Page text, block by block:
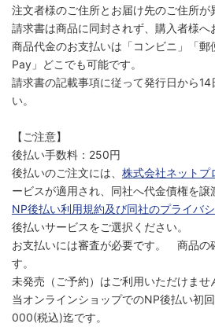
注文者様のご住所とお届け先のご住所が
請求書は商品に同封されず、購入者様へ
商品代金のお支払いは「コンビニ」「郵
Pay」どこでも可能です。
請求書の記載事項に従って発行日から14
い。
【ご注意】
後払い手数料：250円
後払いのご注文には、 株式会社ネットプ
ービスが適用され、同社へ代金債権を譲
NP後払い利用規約及び同社のプライバ
後払いサービスをご選択ください。
お支払いには審査が必要です。 商品の
す。
未発売（ご予約）はご利用いただけませ
当オンラインショップでのNP後払い初
000(税込)迄です。